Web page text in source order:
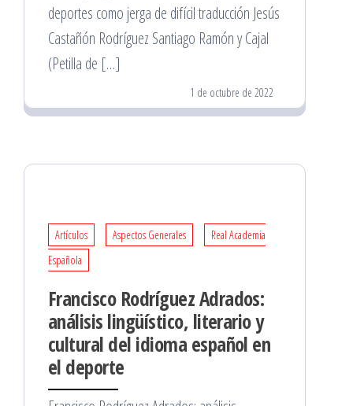
deportes como jerga de difícil traducción Jesús
Castañón Rodríguez Santiago Ramón y Cajal
(Petilla de […]
1 de octubre de 2022
Artículos Aspectos Generales
Real Academia
Española
Francisco Rodríguez Adrados:
análisis lingüístico, literario y
cultural del idioma español en
el deporte